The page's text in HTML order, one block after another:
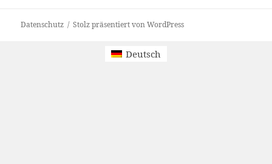
Datenschutz Stolz präsentiert von WordPress
Deutsch